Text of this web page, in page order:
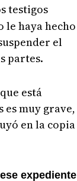
testigos
haya hecho
el
partes.
está
es muy grave,
en la copia
expediente